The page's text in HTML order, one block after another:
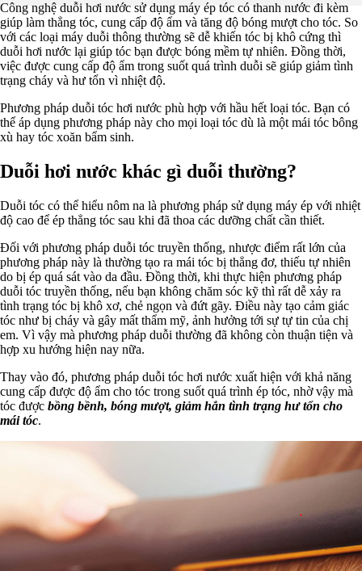
Công nghệ duỗi hơi nước sử dụng máy ép tóc có thanh nước đi kèm
giúp làm thẳng tóc, cung cấp độ ẩm và tăng độ bóng mượt cho tóc. So
với các loại máy duỗi thông thường sẽ dễ khiến tóc bị khô cứng thì
duỗi hơi nước lại giúp tóc bạn được bóng mềm tự nhiên. Đồng thời,
việc được cung cấp độ ẩm trong suốt quá trình duỗi sẽ giúp giảm tình
trạng cháy và hư tổn vì nhiệt độ.
Phương pháp duỗi tóc hơi nước phù hợp với hầu hết loại tóc. Bạn có
thể áp dụng phương pháp này cho mọi loại tóc dù là một mái tóc bông
xù hay tóc xoăn bẩm sinh.
Duỗi hơi nước khác gì duỗi thường?
Duỗi tóc có thể hiểu nôm na là phương pháp sử dụng máy ép với nhiệt
độ cao để ép thẳng tóc sau khi đã thoa các dưỡng chất cần thiết.
Đối với phương pháp duỗi tóc truyền thống, nhược điểm rất lớn của
phương pháp này là thường tạo ra mái tóc bị thẳng đơ, thiếu tự nhiên
do bị ép quá sát vào da đầu. Đồng thời, khi thực hiện phương pháp
duỗi tóc truyền thống, nếu bạn không chăm sóc kỹ thì rất dễ xảy ra
tình trạng tóc bị khô xơ, chẻ ngọn và đứt gãy. Điều này tạo cảm giác
tóc như bị cháy và gây mất thẩm mỹ, ảnh hưởng tới sự tự tin của chị
em. Vì vậy mà phương pháp duỗi thường đã không còn thuận tiện và
hợp xu hướng hiện nay nữa.
Thay vào đó, phương pháp duỗi tóc hơi nước xuất hiện với khả năng
cung cấp được độ ẩm cho tóc trong suốt quá trình ép tóc, nhờ vậy mà
tóc được bồng bềnh, bóng mượt, giảm hẳn tình trạng hư tổn cho
mái tóc.